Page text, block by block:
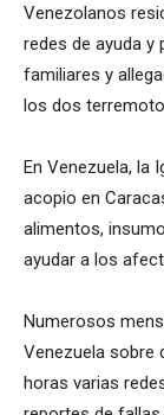
Venezolanos
redes de ayuda y
familiares y
los dos
En Venezuela, la
acopio en
alimentos,
ayudar a los
Numerosos
Venezuela sobre
horas varias